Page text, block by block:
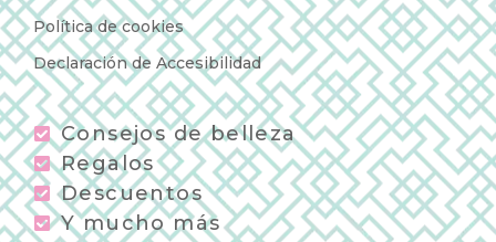
Política de cookies
Declaración de Accesibilidad
Consejos de belleza
Regalos
Descuentos
Y mucho más